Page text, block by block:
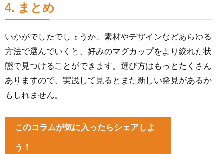
4. まとめ
いかがでしたでしょうか。素材やデザインなどあらゆる
方法で選んでいくと、好みのマグカップをより絞れた状
態で見つけることができます。選び方はもっとたくさん
ありますので、実践して見るとまた新しい発見があるか
もしれません。
このコラムが気に入ったらシェアしよ
う！